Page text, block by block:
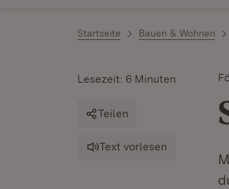
Startseite Bauen & Wohnen
Lesezeit: 6 Minuten
Teilen
Text vorlesen